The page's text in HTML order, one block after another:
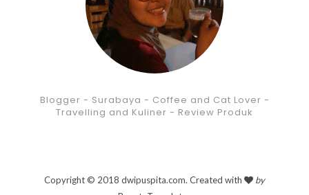
Blogger - Surabaya - Coffee and Cat Lover -
Travelling and Kuliner - Review Produk
Copyright © 2018 dwipuspita.com. Created with
by